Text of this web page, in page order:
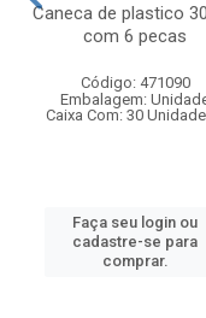
Caneca de plastico
com 6 pecas
Código: 471090
Embalagem:
Caixa Com: 30
Faça seu login ou
cadastre-se para
comprar.